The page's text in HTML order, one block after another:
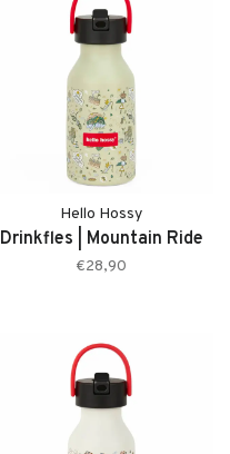
Hello Hossy
Drinkfles | Mountain Ride
€28,90